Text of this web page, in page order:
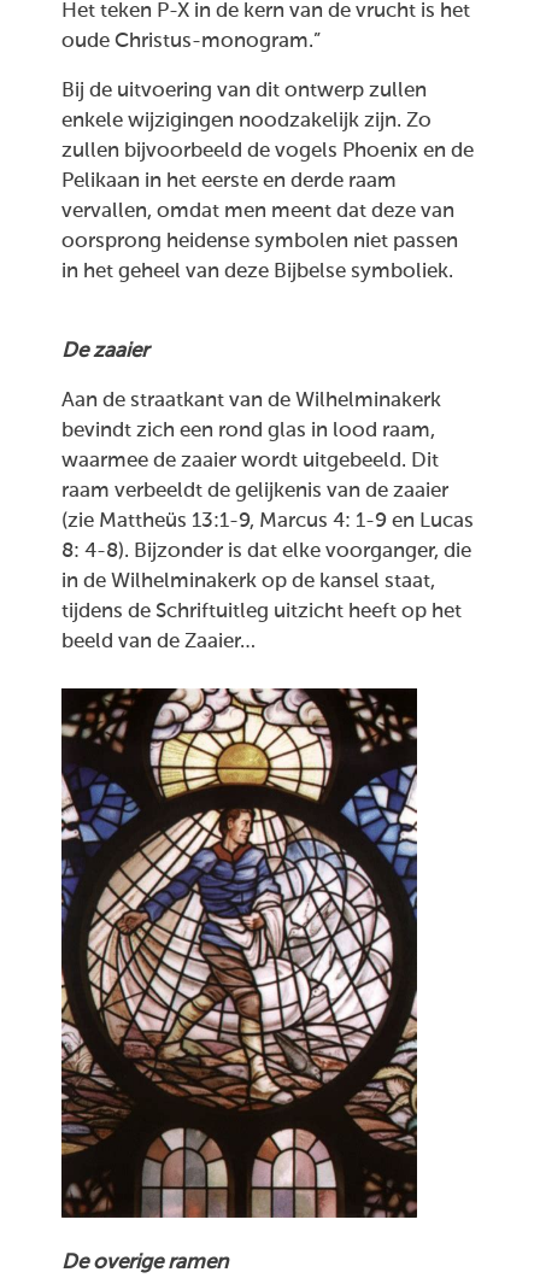
Het teken P-X in de kern van de vrucht is het
oude Christus-monogram.”
Bij de uitvoering van dit ontwerp zullen
enkele wijzigingen noodzakelijk zijn. Zo
zullen bijvoorbeeld de vogels Phoenix en de
Pelikaan in het eerste en derde raam
vervallen, omdat men meent dat deze van
oorsprong heidense symbolen niet passen
in het geheel van deze Bijbelse symboliek.
De zaaier
Aan de straatkant van de Wilhelminakerk
bevindt zich een rond glas in lood raam,
waarmee de zaaier wordt uitgebeeld. Dit
raam verbeeldt de gelijkenis van de zaaier
(zie Mattheüs 13:1-9, Marcus 4: 1-9 en Lucas
8: 4-8). Bijzonder is dat elke voorganger, die
in de Wilhelminakerk op de kansel staat,
tijdens de Schriftuitleg uitzicht heeft op het
beeld van de Zaaier…
De overige ramen